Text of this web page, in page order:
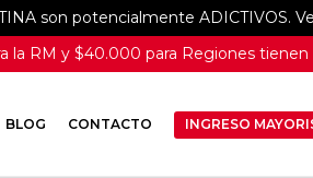
son potencialmente ADICTIVOS.
la RM y $40.000 para Regiones tienen
BLOG CONTACTO INGRESO